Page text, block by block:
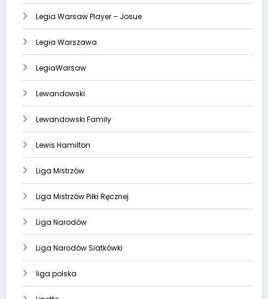
Legia Warsaw Player – Josue
Legia Warszawa
LegiaWarsaw
Lewandowski
Lewandowski Family
Lewis Hamilton
Liga Mistrzów
Liga Mistrzów Piłki Ręcznej
Liga Narodów
Liga Narodów Siatkówki
liga polska